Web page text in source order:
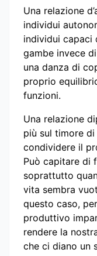
Una relazione
individui
individui capaci
gambe invece di
una danza di
proprio
funzioni.
Una relazione
più sul timore di
condividere il
Può capitare di
soprattutto
vita sembra
questo caso,
produttivo
rendere la
che ci diano un